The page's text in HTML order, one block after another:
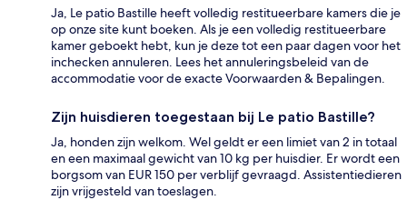
Ja, Le patio Bastille heeft volledig restitueerbare kamers die je
op onze site kunt boeken. Als je een volledig restitueerbare
kamer geboekt hebt, kun je deze tot een paar dagen voor het
inchecken annuleren. Lees het annuleringsbeleid van de
accommodatie voor de exacte Voorwaarden & Bepalingen.
Zijn huisdieren toegestaan bij Le patio Bastille?
Ja, honden zijn welkom. Wel geldt er een limiet van 2 in totaal
en een maximaal gewicht van 10 kg per huisdier. Er wordt een
borgsom van EUR 150 per verblijf gevraagd. Assistentiedieren
zijn vrijgesteld van toeslagen.